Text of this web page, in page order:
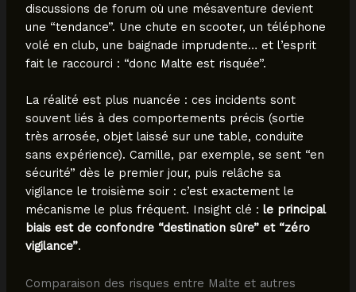
discussions de forum où une mésaventure devient
une “tendance”. Une chute en scooter, un téléphone
volé en club, une baignade imprudente… et l’esprit
fait le raccourci : “donc Malte est risquée”.
La réalité est plus nuancée : ces incidents sont
souvent liés à des comportements précis (sortie
très arrosée, objet laissé sur une table, conduite
sans expérience). Camille, par exemple, se sent “en
sécurité” dès le premier jour, puis relâche sa
vigilance le troisième soir : c’est exactement le
mécanisme le plus fréquent. Insight clé : le principal
biais est de confondre “destination sûre” et “zéro
vigilance”.
Comparaison des risques entre Malte et autres